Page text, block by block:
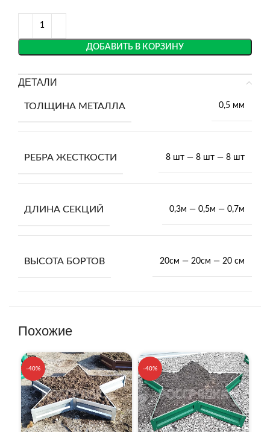
ДОБАВИТЬ В КОРЗИНУ
ДЕТАЛИ
ТОЛЩИНА МЕТАЛЛА 0,5 мм
РЕБРА ЖЕСТКОСТИ 8 шт — 8 шт — 8 шт
ДЛИНА СЕКЦИЙ 0,3м — 0,5м — 0,7м
ВЫСОТА БОРТОВ 20см — 20см — 20 см
Похожие
-40% -40%